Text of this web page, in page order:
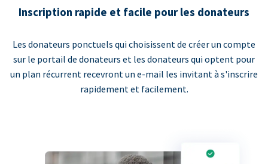
Inscription rapide et facile pour les donateurs
Les donateurs ponctuels qui choisissent de créer un compte
sur le portail de donateurs et les donateurs qui optent pour
un plan récurrent recevront un e-mail les invitant à s'inscrire
rapidement et facilement.